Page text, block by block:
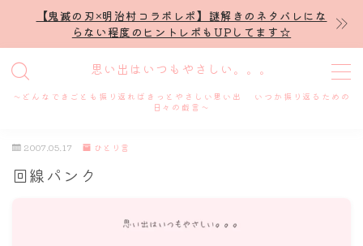
【鬼滅の刃×明治村コラボレポ】謎解きのネタバレにな
らない程度のヒントレポもUPしてます☆
思い出はいつもやさしい。。。
～どんなできごとも振り返ればきっとやさしい思い出 いつか振り返るための
日々の戯言～
MENU
プロフィール
2007.05.17 ひとり言
回線パンク